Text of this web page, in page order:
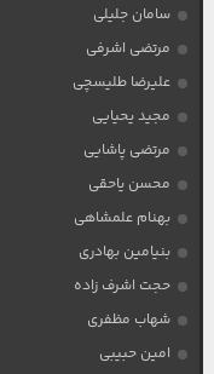
سامان جلیلی
مرتضی اشرفی
علیرضا طلیسچی
مجید یحیایی
مرتضی پاشایی
محسن یاحقی
بهنام علمشاهی
بنیامین بهادری
حجت اشرف زاده
شهاب مظفری
امین حبیبی